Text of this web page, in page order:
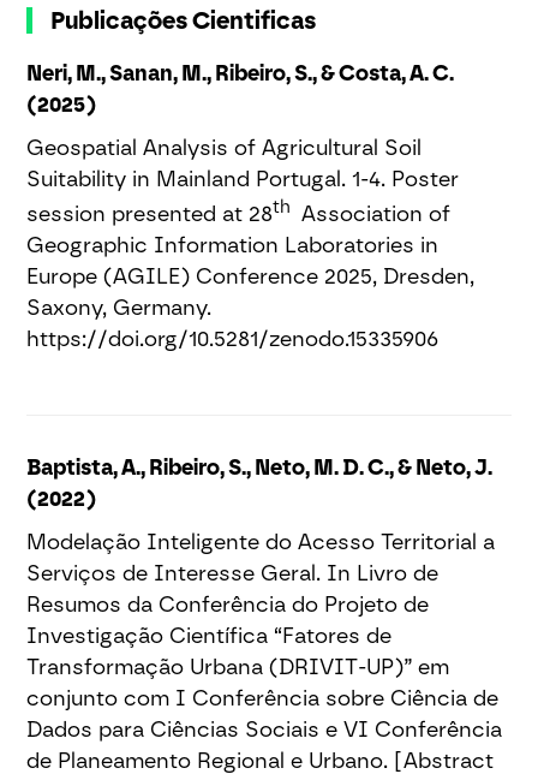
Publicações Cientificas
Neri, M., Sanan, M., Ribeiro, S., & Costa, A. C.
(2025)
Geospatial Analysis of Agricultural Soil
Suitability in Mainland Portugal. 1-4. Poster
session presented at 28th Association of
Geographic Information Laboratories in
Europe (AGILE) Conference 2025, Dresden,
Saxony, Germany.
https://doi.org/10.5281/zenodo.15335906
Baptista, A., Ribeiro, S., Neto, M. D. C., & Neto, J.
(2022)
Modelação Inteligente do Acesso Territorial a
Serviços de Interesse Geral. In Livro de
Resumos da Conferência do Projeto de
Investigação Científica “Fatores de
Transformação Urbana (DRIVIT-UP)” em
conjunto com I Conferência sobre Ciência de
Dados para Ciências Sociais e VI Conferência
de Planeamento Regional e Urbano. [Abstract